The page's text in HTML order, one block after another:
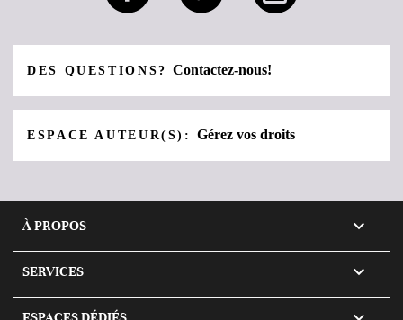
DES QUESTIONS?Contactez-nous!
ESPACE AUTEUR(S):Gérez vos droits
À PROPOS 
SERVICES 